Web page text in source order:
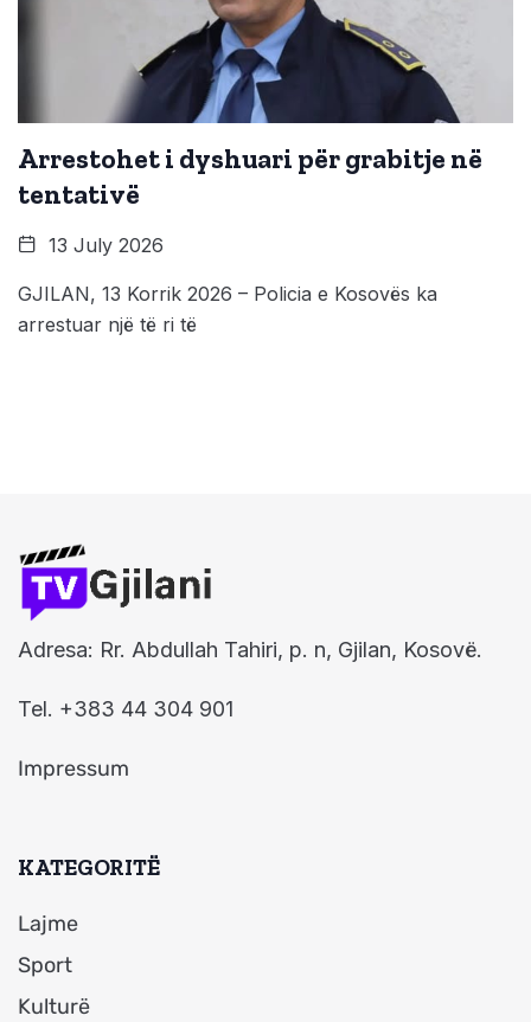
Arrestohet i dyshuari për grabitje në
tentativë
13 July 2026
GJILAN, 13 Korrik 2026 – Policia e Kosovës ka
arrestuar një të ri të
Adresa: Rr. Abdullah Tahiri, p. n, Gjilan, Kosovë.
Tel. +383 44 304 901
Impressum
KATEGORITË
Lajme
Sport
Kulturë